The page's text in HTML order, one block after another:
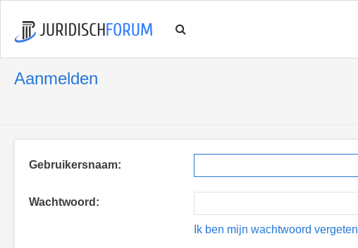
Aanmelden
Gebruikersnaam:
Wachtwoord:
Ik ben mijn wachtwoord vergeten